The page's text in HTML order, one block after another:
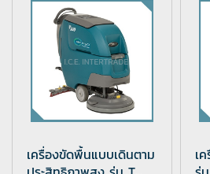
เครื่องขัดพื้นแบบเดินตาม
เ